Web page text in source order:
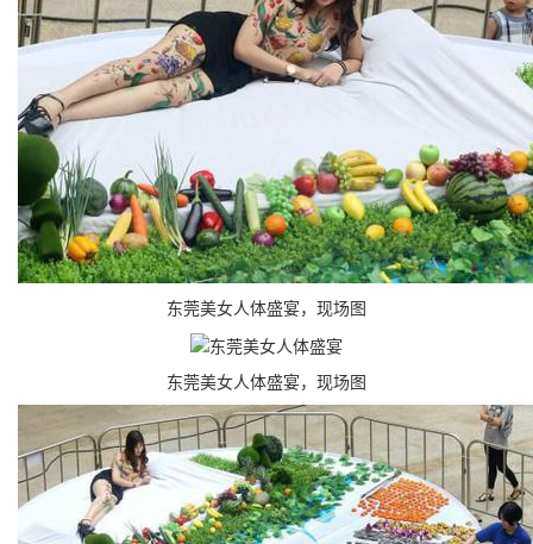
东莞美女人体盛宴，现场图
东莞美女人体盛宴，现场图